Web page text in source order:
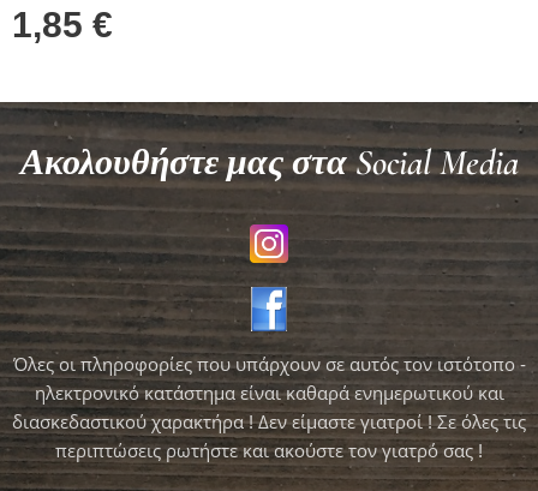
1,85 €
Ακολουθήστε μας στα Social Media
Όλες οι πληροφορίες που υπάρχουν σε αυτός τον ιστότοπο -
ηλεκτρονικό κατάστημα είναι καθαρά ενημερωτικού και
διασκεδαστικού χαρακτήρα ! Δεν είμαστε γιατροί ! Σε όλες τις
περιπτώσεις ρωτήστε και ακούστε τον γιατρό σας !